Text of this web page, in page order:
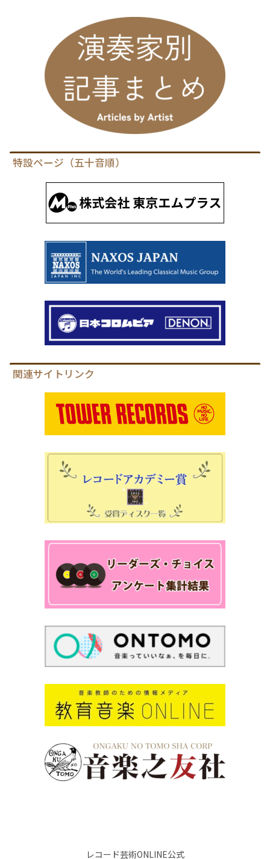
特設ページ（五十音順）
関連サイトリンク
レコード芸術ONLINE公式